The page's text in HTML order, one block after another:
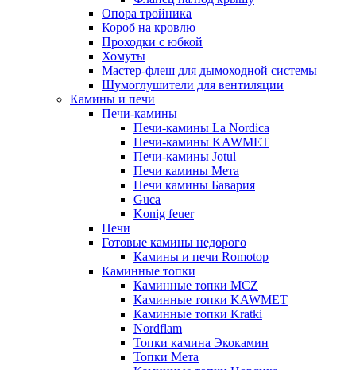
Опора тройника
Короб на кровлю
Проходки с юбкой
Хомуты
Мастер-флеш для дымоходной системы
Шумоглушители для вентиляции
Камины и печи
Печи-камины
Печи-камины La Nordica
Печи-камины KAWMET
Печи-камины Jotul
Печи камины Мета
Печи камины Бавария
Guca
Konig feuer
Печи
Готовые камины недорого
Камины и печи Romotop
Каминные топки
Каминные топки MCZ
Каминные топки KAWMET
Каминные топки Kratki
Nordflam
Топки камина Экокамин
Топки Мета